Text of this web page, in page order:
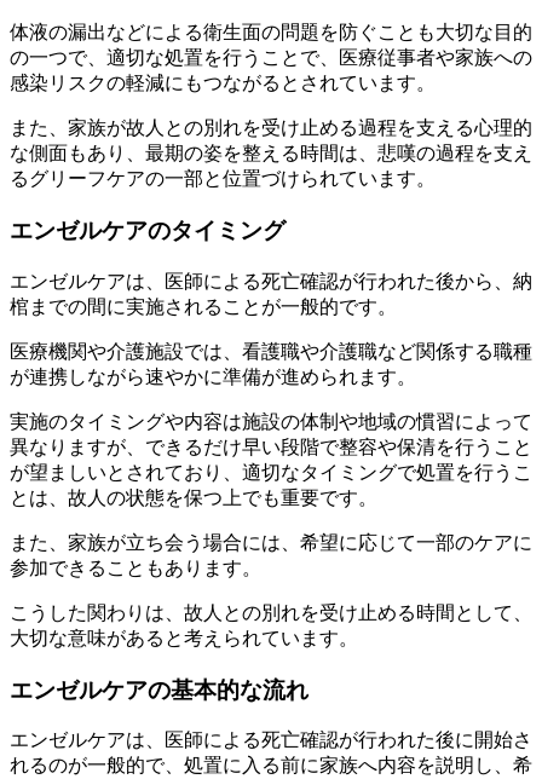
体液の漏出などによる衛生面の問題を防ぐことも大切な目的
の一つで、適切な処置を行うことで、医療従事者や家族への
感染リスクの軽減にもつながるとされています。
また、家族が故人との別れを受け止める過程を支える心理的
な側面もあり、最期の姿を整える時間は、悲嘆の過程を支え
るグリーフケアの一部と位置づけられています。
エンゼルケアのタイミング
エンゼルケアは、医師による死亡確認が行われた後から、納
棺までの間に実施されることが一般的です。
医療機関や介護施設では、看護職や介護職など関係する職種
が連携しながら速やかに準備が進められます。
実施のタイミングや内容は施設の体制や地域の慣習によって
異なりますが、できるだけ早い段階で整容や保清を行うこと
が望ましいとされており、適切なタイミングで処置を行うこ
とは、故人の状態を保つ上でも重要です。
また、家族が立ち会う場合には、希望に応じて一部のケアに
参加できることもあります。
こうした関わりは、故人との別れを受け止める時間として、
大切な意味があると考えられています。
エンゼルケアの基本的な流れ
エンゼルケアは、医師による死亡確認が行われた後に開始さ
れるのが一般的で、処置に入る前に家族へ内容を説明し、希